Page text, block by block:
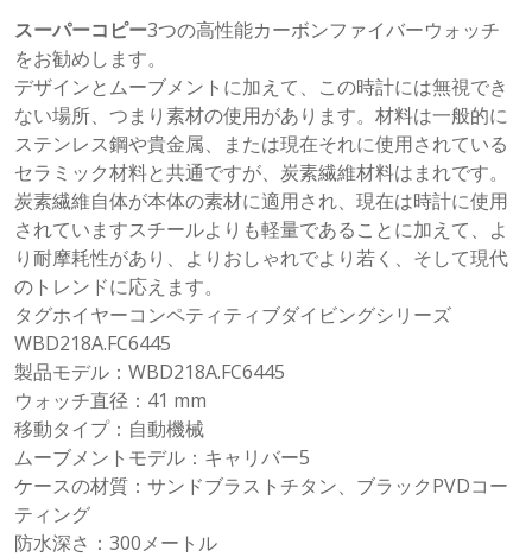
スーパーコピー3つの高性能カーボンファイバーウォッチ
をお勧めします。
デザインとムーブメントに加えて、この時計には無視でき
ない場所、つまり素材の使用があります。材料は一般的に
ステンレス鋼や貴金属、または現在それに使用されている
セラミック材料と共通ですが、炭素繊維材料はまれです。
炭素繊維自体が本体の素材に適用され、現在は時計に使用
されていますスチールよりも軽量であることに加えて、よ
り耐摩耗性があり、よりおしゃれでより若く、そして現代
のトレンドに応えます。
タグホイヤーコンペティティブダイビングシリーズ
WBD218A.FC6445
製品モデル：WBD218A.FC6445
ウォッチ直径：41 mm
移動タイプ：自動機械
ムーブメントモデル：キャリバー5
ケースの材質：サンドブラストチタン、ブラックPVDコー
ティング
防水深さ：300メートル